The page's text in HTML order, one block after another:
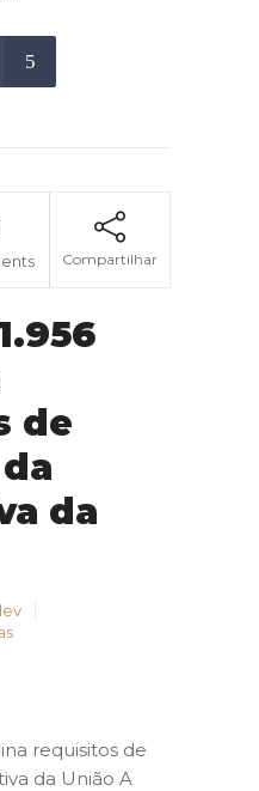
Compartilhar
de
da
requisitos de
da União A